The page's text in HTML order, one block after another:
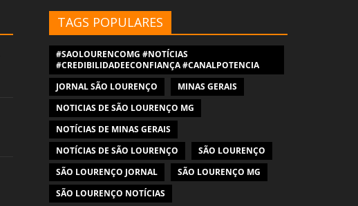
TAGS POPULARES
#SAOLOURENCOMG #NOTÍCIAS
#CREDIBILIDADEECONFIANÇA #CANALPOTENCIA
JORNAL SÃO LOURENÇO
MINAS GERAIS
NOTICIAS DE SÃO LOURENÇO MG
NOTÍCIAS DE MINAS GERAIS
NOTÍCIAS DE SÃO LOURENÇO
SÃO LOURENÇO
SÃO LOURENÇO JORNAL
SÃO LOURENÇO MG
SÃO LOURENÇO NOTÍCIAS